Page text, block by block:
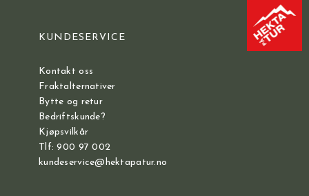
KUNDESERVICE
Kontakt oss
Fraktalternativer
Bytte og retur
Bedriftskunde?
Kjøpsvilkår
Tlf: 900 97 002
kundeservice@hektapatur.no